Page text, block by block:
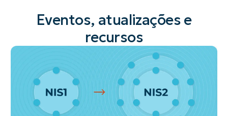
Eventos, atualizações e
recursos